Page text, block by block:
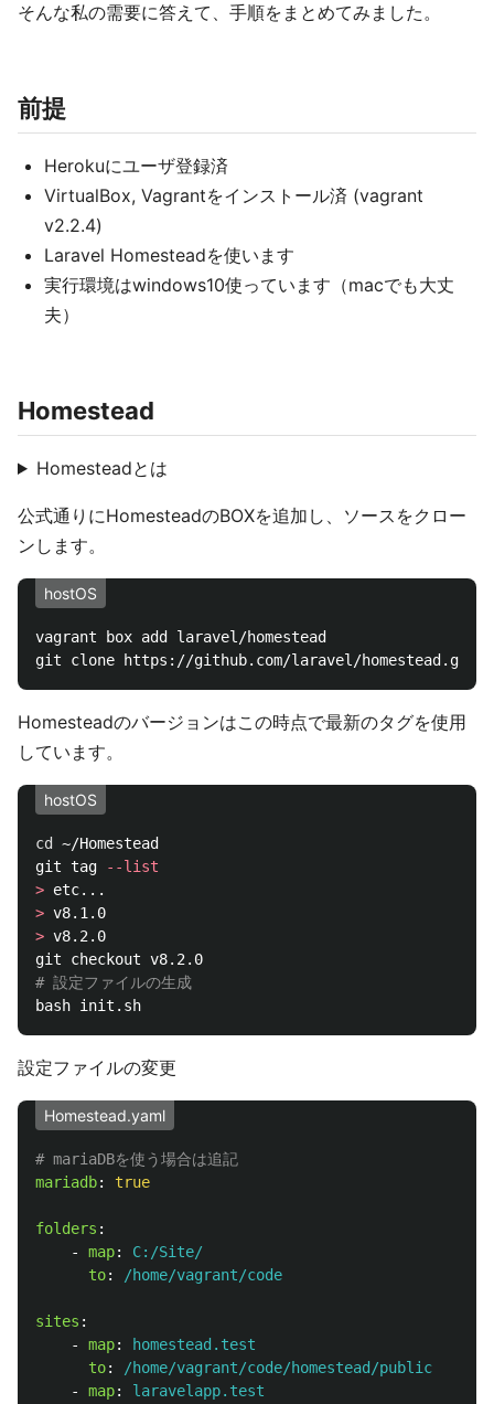
そんな私の需要に答えて、手順をまとめてみました。
前提
Herokuにユーザ登録済
VirtualBox, Vagrantをインストール済 (vagrant
v2.2.4)
Laravel Homesteadを使います
実行環境はwindows10使っています（macでも大丈
夫）
Homestead
Homesteadとは
公式通りにHomesteadのBOXを追加し、ソースをクロー
ンします。
hostOS
vagrant box add laravel/homestead
Homesteadのバージョンはこの時点で最新のタグを使用
しています。
hostOS
cd
~/Homestead
git tag
--list
>
>
> v8.2.0
# 設定ファイルの生成
設定ファイルの変更
Homestead.yaml
# mariaDBを使う場合は追記
mariadb: true
folders :
-
map:
C:/Site/
to: /home/vagrant/code
sites :
-
map:
homestead.test
to:
/home/vagrant/code/homestead/public
-
map:
laravelapp.test